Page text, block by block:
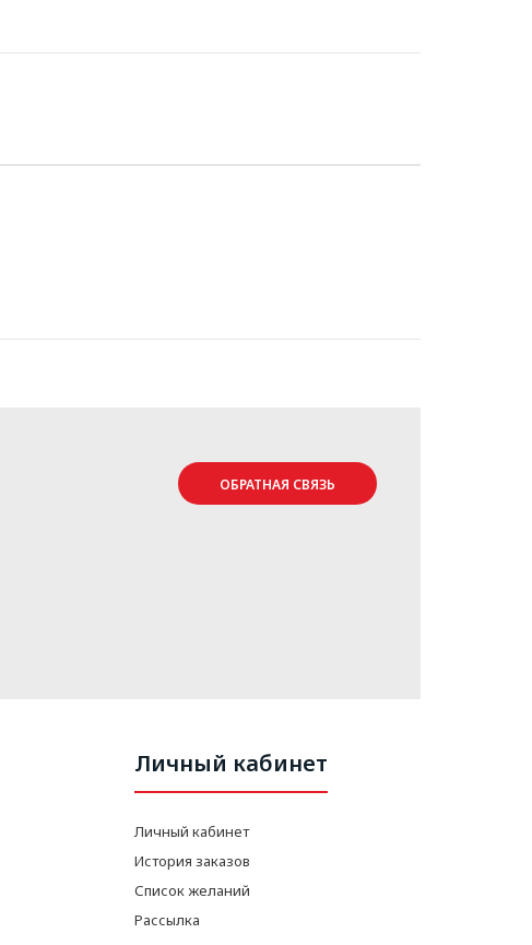
ОБРАТНАЯ СВЯЗЬ
Личный кабинет
Личный кабинет
История заказов
Список желаний
Рассылка